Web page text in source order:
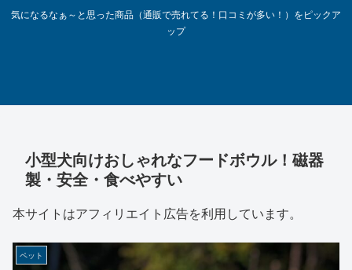
気になるなぁ～と思った商品（通販で売れてる！口コミが多い！）をピックア
ップ
小型犬向けおしゃれなフードボウル！磁器
製・安全・食べやすい
本サイトはアフィリエイト広告を利用しています。
ペット